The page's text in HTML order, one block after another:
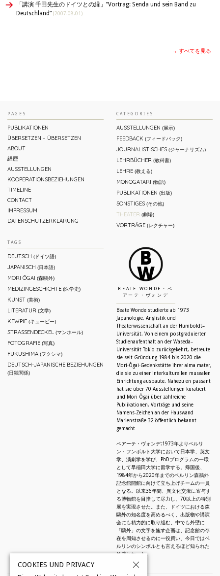
「講演 千田先生のドイツとの縁」”Vortrag: Senda und sein Band zu
Deutschland”(2007.08.01)
→ すべてを見る
PAGES
PUBLIKATIONEN
ÜBERSETZEN – ÜBERSETZEN
ABOUT
経歴
AUSSTELLUNGEN
KOOPERATIONSBEZIEHUNGEN
TIMELINE
CONTACT
IMPRESSUM
DATENSCHUTZERKLÄRUNG
CATEGORIES
AUSSTELLUNGEN (展示)
FEEDBACK (フィードバック)
JOURNALISTISCHES(ジャーナリズム)
LEHRBÜCHER (教科書)
LEHRE(教える)
MONOGATARI (物語)
PUBLIKATIONEN (出版)
SONSTIGES(その他)
THEATER (劇場)
VORTRÄGE(レクチャー)
TAGS
DEUTSCH (ドイツ語)
JAPANISCH (日本語)
MORI ŌGAI (森鷗外)
MEDIZINGESCHICHTE (医学史)
KUNST (美術)
LITERATUR (文学)
KEWPIE (キューピー)
STRASSENDECKEL (マンホール)
FOTOGRAFIE (写真)
FUKUSHIMA (フクシマ)
DEUTSCH-JAPANISCHE BEZIEHUNGEN
(日独関係)
BEATE WONDE・ベ
アーテ・ヴォンデ
Beate Wonde studierte ab 1973
Japanologie, Anglistik und
Theaterwissenschaft an der Humboldt–
Universität. Von einem postgraduierten
Studienaufenthalt an der Waseda–
Universität Tokio zurückgekehrt, betreute
sie seit Gründung 1984 bis 2020 die
Mori-Ôgai-Gedenkstätte ihrer alma mater,
die sie zu einer interkulturellen musealen
Einrichtung ausbaute. Nahezu en passant
hat sie über 70 Ausstellungen kuratiert
und Mori Ôgai über zahlreiche
Publikationen, Vorträge und seine
Namens-Zeichen an der Hauswand
Marienstraße 32 öffentlich bekannt
gemacht
ベアーテ・ヴォンデ:1973年よりベルリ
ン・フンボルト大学において日本学、英文
学、演劇学を学び、PhDプログラムの一環
として早稲田大学に留学する。帰国後、
1984年から2020年までのベルリン森鷗外
記念館開館に向けて立ち上げチームの一員
となる。以来36年間、異文化交流に寄与す
る博物館を目指して尽力し、70以上の特別
展を実現させた。また、ドイツにおける森
鷗外の知名度を高めるべく、出版物や講演
会にも精力的に取り組む。中でも外壁に
「鷗外」の文字を施す企画は、記念館の存
在を周知させるのに一役買い、今日ではベ
ルリンのシンボルとも言えるほど知られた
外壁となった。
COOKIES UND PRIVACY